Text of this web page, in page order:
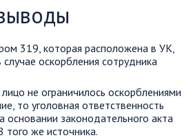
319, которая расположена в УК,
случае оскорбления сотрудника
не ограничилось оскорблениями
то уголовная ответственность
основании законодательного акта
же источника.